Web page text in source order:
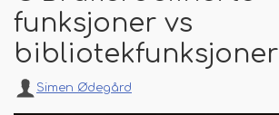
funksjoner vs
bibliotekfunksjoner
Simen Ødegård